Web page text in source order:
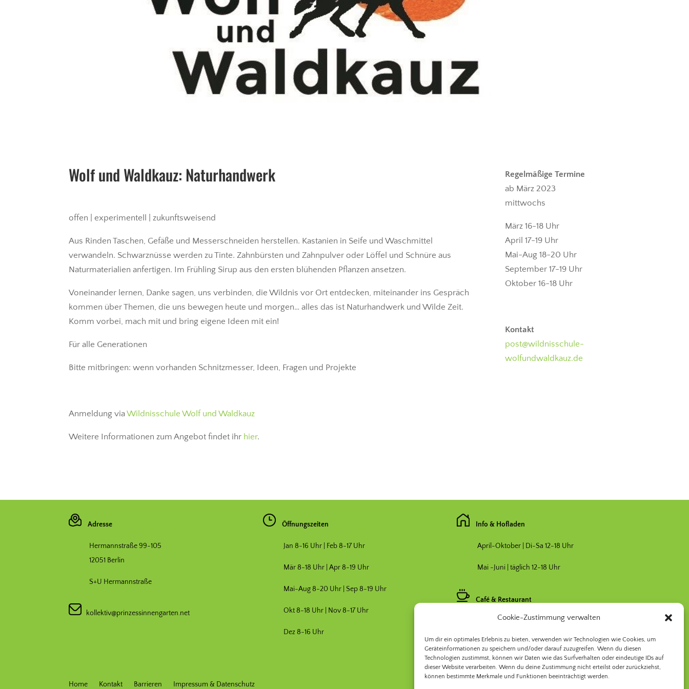
Cookie-Zustimmung verwalten
Um dir ein optimales Erlebnis zu bieten, verwenden wir Technologien wie Cookies, um
Geräteinformationen zu speichern und/oder darauf zuzugreifen. Wenn du diesen
Technologien zustimmst, können wir Daten wie das Surfverhalten oder eindeutige IDs auf
dieser Website verarbeiten. Wenn du deine Zustimmung nicht erteilst oder zurückziehst,
können bestimmte Merkmale und Funktionen beeinträchtigt werden.
Wolf und Waldkauz: Naturhandwerk
offen | experimentell | zukunftsweisend
Aus Rinden Taschen, Gefäße und Messerschneiden herstellen. Kastanien in Seife und Waschmittel
verwandeln. Schwarznüsse werden zu Tinte. Zahnbürsten und Zahnpulver oder Löffel und Schnüre aus
Naturmaterialien anfertigen. Im Frühling Sirup aus den ersten blühenden Pflanzen ansetzen.
Voneinander lernen, Danke sagen, uns verbinden, die Wildnis vor Ort entdecken, miteinander ins Gespräch
kommen über Themen, die uns bewegen heute und morgen… alles das ist Naturhandwerk und Wilde Zeit.
Komm vorbei, mach mit und bring eigene Ideen mit ein!
Für alle Generationen
Bitte mitbringen: wenn vorhanden Schnitzmesser, Ideen, Fragen und Projekte
Anmeldung viaWildnisschule Wolf und Waldkauz
Weitere Informationen zum Angebot findet ihr hier.
Regelmäßige Termine
ab März 2023
mittwochs
März 16-18 Uhr
April 17-19 Uhr
Mai-Aug 18-20 Uhr
September 17-19 Uhr
Oktober 16-18 Uhr
Kontakt
post@wildnisschule-
wolfundwaldkauz.de
Adresse
Hermannstraße 99-105
12051 Berlin
S+U Hermannstraße
kollektiv@prinzessinnengarten.net
Öffnungszeiten
Jan 8-16 Uhr | Feb 8-17 Uhr
Mär 8-18 Uhr | Apr 8-19 Uhr
Mai-Aug 8-20 Uhr | Sep 8-19 Uhr
Okt 8-18 Uhr | Nov 8-17 Uhr
Dez 8-16 Uhr
Info & Hofladen
April-Oktober | Di-Sa 12-18 Uhr
Mai -Juni | täglich 12-18 Uhr
Café & Restaurant
Nebensaison April & Oktober 11-17 Uhr
Hauptsaison Mai-September 11-19 Uhr
Home Kontakt Barrieren Impressum & Datenschutz